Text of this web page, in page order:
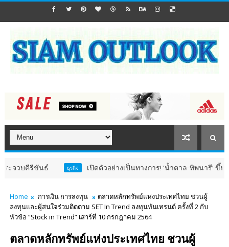
ขันธ์ ธุรกิจ เปิดตัวอย่างเป็นทางการ! ‘น้ำตาล-ทิพนารี’ ขึ้นแท่นแบร
Home การเงิน การลงทุน
ตลาดหลักทรัพย์แห่งประเทศไทย ชวนผู้
ลงทุนและผู้สนใจร่วมติดตาม SET In Trend ลงทุนทันเทรนด์ ครั้งที่ 2 กับ
หัวข้อ “Stock in Trend” เสาร์ที่ 10 กรกฎาคม 2564
ตลาดหลักทรัพย์แห่งประเทศไทย ชวนผู้